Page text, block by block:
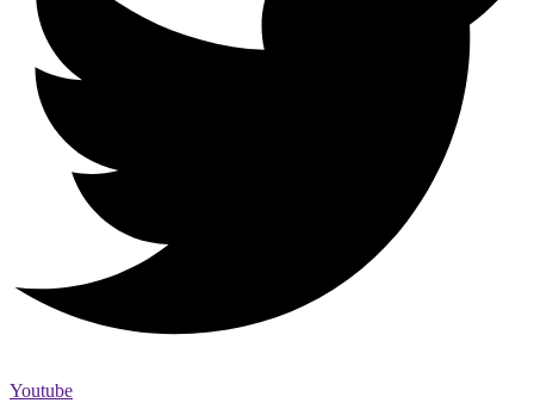
Youtube